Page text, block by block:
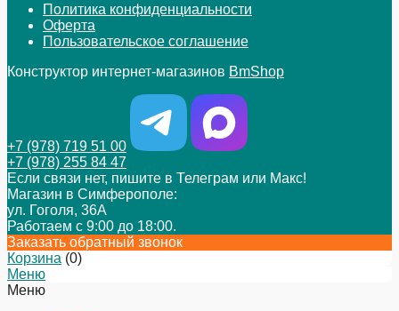
Политика конфиденциальности
Оферта
Пользовательское соглашение
Конструктор интернет-магазинов BmShop
+7 (978) 719 51 00
+7 (978) 255 84 47
Если связи нет, пишите в Телеграм или Макс!
Магазин в Симферополе:
ул. Гоголя, 36А
Работаем с 9:00 до 18:00.
Заказать обратный звонок
Корзина (0)
Меню
Меню